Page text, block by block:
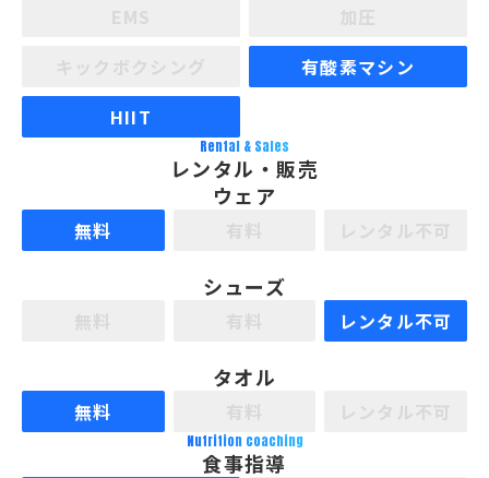
有酸素マシン
HIIT
Rental & Sales
レンタル・販売
ウェア
無料
シューズ
レンタル不可
タオル
無料
Nutrition coaching
食事指導